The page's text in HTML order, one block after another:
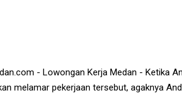
- Lowongan Kerja Medan - Ketika
melamar pekerjaan tersebut, agaknya